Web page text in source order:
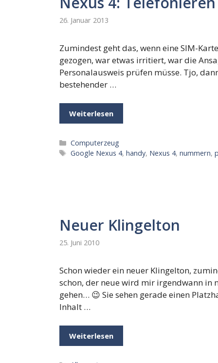
26. Januar 2013
Zumindest geht das, wenn eine SIM-
gezogen, war etwas irritiert, war die
Personalausweis prüfen müsse. Tjo,
bestehender …
Weiterlesen
Kategorien
Computerzeug
Schlagwörter
Google Nexus 4,handy, Nexus 4,nummern,
Neuer Klingelton
25. Juni 2010
Schon wieder ein neuer Klingelton,
schon, der neue wird mir irgendwann in
gehen… 😉 Sie sehen gerade einen
Inhalt …
Weiterlesen